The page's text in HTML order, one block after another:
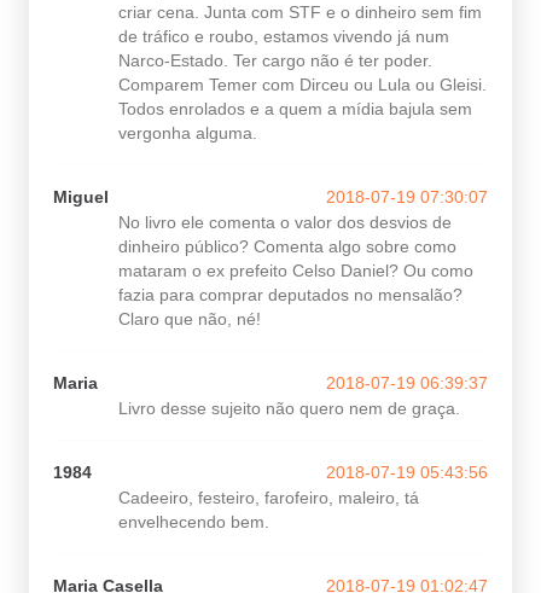
criar cena. Junta com STF e o dinheiro sem fim
de tráfico e roubo, estamos vivendo já num
Narco-Estado. Ter cargo não é ter poder.
Comparem Temer com Dirceu ou Lula ou Gleisi.
Todos enrolados e a quem a mídia bajula sem
vergonha alguma.
Miguel
2018-07-19 07:30:07
No livro ele comenta o valor dos desvios de
dinheiro público? Comenta algo sobre como
mataram o ex prefeito Celso Daniel? Ou como
fazia para comprar deputados no mensalão?
Claro que não, né!
Maria
2018-07-19 06:39:37
Livro desse sujeito não quero nem de graça.
1984
2018-07-19 05:43:56
Cadeeiro, festeiro, farofeiro, maleiro, tá
envelhecendo bem.
Maria Casella
2018-07-19 01:02:47